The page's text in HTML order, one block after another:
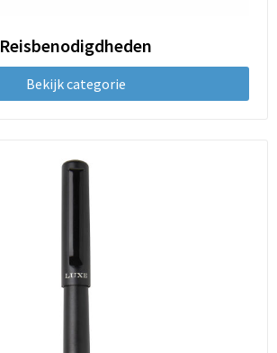
Reisbenodigdheden
Bekijk categorie